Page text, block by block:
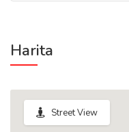
Harita
Street View